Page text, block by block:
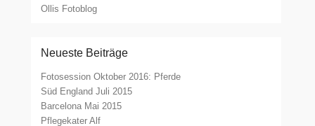
Ollis Fotoblog
Neueste Beiträge
Fotosession Oktober 2016: Pferde
Süd England Juli 2015
Barcelona Mai 2015
Pflegekater Alf